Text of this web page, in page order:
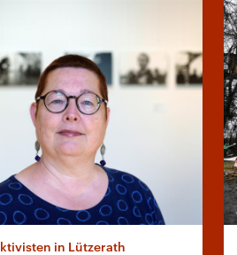
in Lützerath